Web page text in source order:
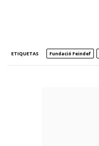
ETIQUETAS Fundació Feindef